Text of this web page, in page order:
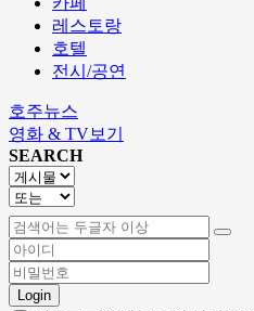
레스토랑
호텔
전시/공연
호주뉴스
영화 & TV보기
SEARCH
Login